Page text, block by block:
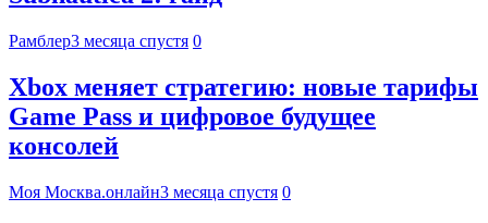
Рамблер3 месяца спустя 0
Xbox меняет стратегию: новые тарифы
Game Pass и цифровое будущее
консолей
Моя Москва.онлайн3 месяца спустя 0